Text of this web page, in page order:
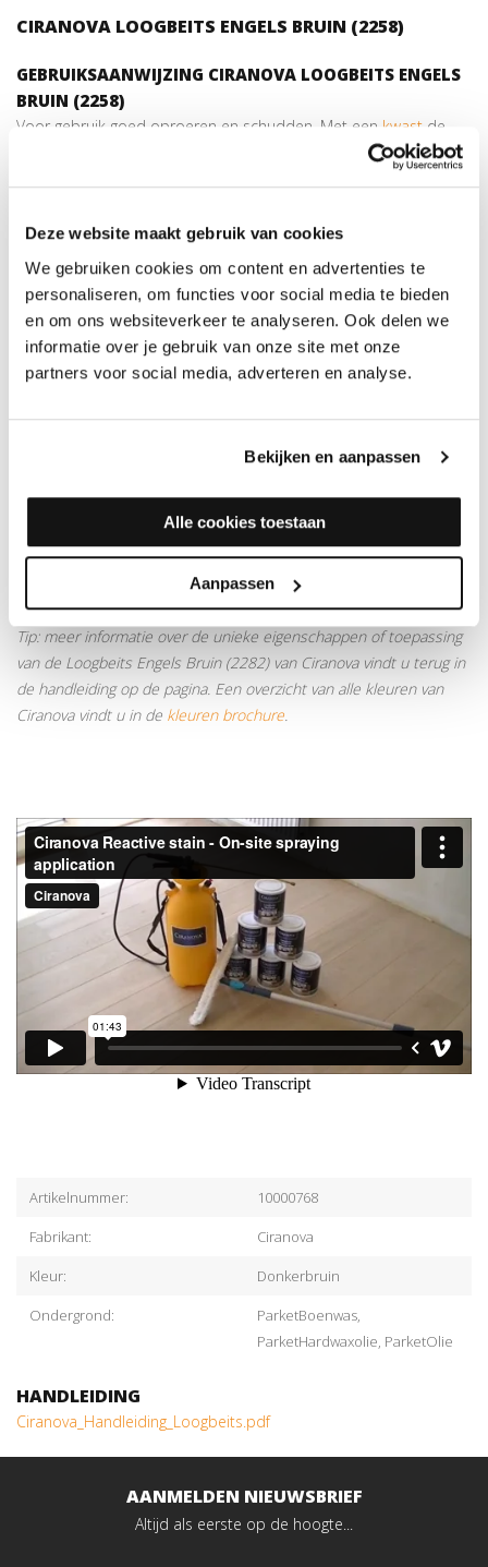
Deze website maakt gebruik van cookies
We gebruiken cookies om content en advertenties te
personaliseren, om functies voor social media te bieden
en om ons websiteverkeer te analyseren. Ook delen we
informatie over je gebruik van onze site met onze
partners voor social media, adverteren en analyse.
Bekijken en aanpassen
Alle cookies toestaan
Aanpassen
CIRANOVA LOOGBEITS ENGELS BRUIN (2258)
GEBRUIKSAANWIJZING CIRANOVA LOOGBEITS ENGELS
BRUIN (2258)
Voor gebruik goed oproeren en schudden. Met een kwast de
Loogbeits Engels Bruin (2282) royaal aanbrengen in de richting
kwast
wordt aangebracht. Men kan loogbeits ook aanbrengen met een
drukspuit. Daarna dient men de beits ook te egaliseren met een
. Na volledige reactietijd van 6 uur het oppervlak licht
schuren met eenPadhouder met een Groene Pad. Dit kan ook
machinaal met een
Éenschijfs- boenmachine
. Nabehandeling Een vloer behandeld met loogbeits moet
altijd afgewerkt worden met met olie, hardwax-olie of boenwas.
en voor het assortiment boenwas klikt u
Wilt u weten welke afwerking voor u het meest geschikt is? Kijk
dan onze blog "Wat is het verschil tussen Hardwaxolie, Olie, Lak
Tip: meer informatie over de unieke eigenschappen of toepassing
van de Loogbeits Engels Bruin (2282) van Ciranova vindt u terug in
de handleiding op de pagina. Een overzicht van alle kleuren van
Ciranova vindt u in de kleuren brochure.
Artikelnummer:
10000768
Fabrikant:
Ciranova
Kleur:
Donkerbruin
Ondergrond:
ParketBoenwas,
ParketHardwaxolie, ParketOlie
HANDLEIDING
Ciranova_Handleiding_Loogbeits.pdf
AANMELDEN NIEUWSBRIEF
Altijd als eerste op de hoogte...